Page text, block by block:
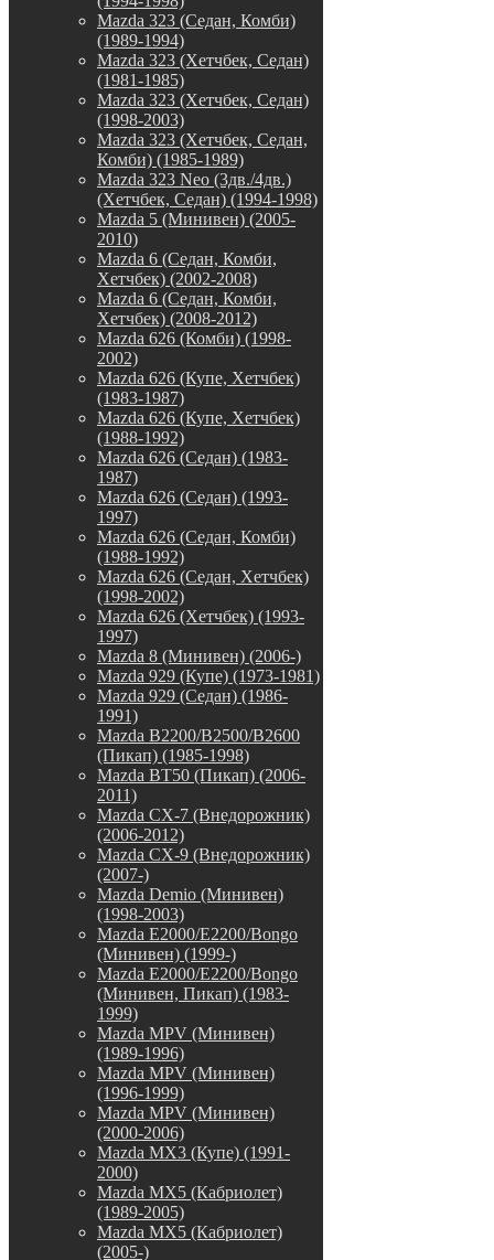
Mazda 323 (Седан, Комби)
(1989-1994)
Mazda 323 (Хетчбек, Седан)
(1981-1985)
Mazda 323 (Хетчбек, Седан)
(1998-2003)
Mazda 323 (Хетчбек, Седан,
Комби) (1985-1989)
Mazda 323 Neo (3дв./4дв.)
(Хетчбек, Седан) (1994-1998)
Mazda 5 (Минивен) (2005-
2010)
Mazda 6 (Седан, Комби,
Хетчбек) (2002-2008)
Mazda 6 (Седан, Комби,
Хетчбек) (2008-2012)
Mazda 626 (Комби) (1998-
2002)
Mazda 626 (Купе, Хетчбек)
(1983-1987)
Mazda 626 (Купе, Хетчбек)
(1988-1992)
Mazda 626 (Седан) (1983-
1987)
Mazda 626 (Седан) (1993-
1997)
Mazda 626 (Седан, Комби)
(1988-1992)
Mazda 626 (Седан, Хетчбек)
(1998-2002)
Mazda 626 (Хетчбек) (1993-
1997)
Mazda 8 (Минивен) (2006-)
Mazda 929 (Купе) (1973-1981)
Mazda 929 (Седан) (1986-
1991)
Mazda B2200/B2500/B2600
(Пикап) (1985-1998)
Mazda BT50 (Пикап) (2006-
2011)
Mazda CX-7 (Внедорожник)
(2006-2012)
Mazda CX-9 (Внедорожник)
(2007-)
Mazda Demio (Минивен)
(1998-2003)
Mazda E2000/E2200/Bongo
(Минивен) (1999-)
Mazda E2000/E2200/Bongo
(Минивен, Пикап) (1983-
1999)
Mazda MPV (Минивен)
(1989-1996)
Mazda MPV (Минивен)
(1996-1999)
Mazda MPV (Минивен)
(2000-2006)
Mazda MX3 (Купе) (1991-
2000)
Mazda MX5 (Кабриолет)
(1989-2005)
Mazda MX5 (Кабриолет)
(2005-)